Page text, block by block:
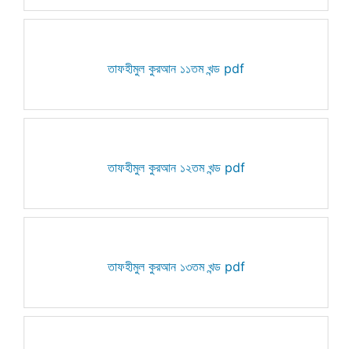
তাফহীমুল কুরআন ১১তম খন্ড pdf
তাফহীমুল কুরআন ১২তম খন্ড pdf
তাফহীমুল কুরআন ১৩তম খন্ড pdf